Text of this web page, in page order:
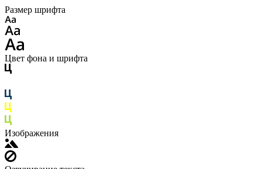
Размер шрифта
Цвет фона и шрифта
Изображения